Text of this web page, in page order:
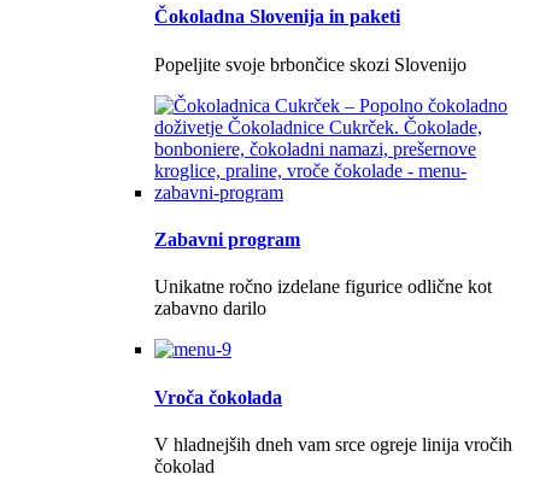
Čokoladna Slovenija in paketi
Popeljite svoje brbončice skozi Slovenijo
Zabavni program
Unikatne ročno izdelane figurice odlične kot
zabavno darilo
Vroča čokolada
V hladnejših dneh vam srce ogreje linija vročih
čokolad